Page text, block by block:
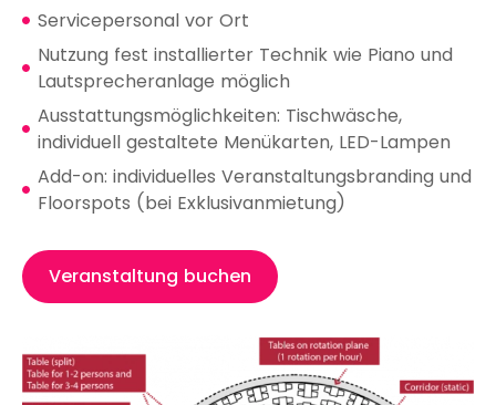
Servicepersonal vor Ort
Nutzung fest installierter Technik wie Piano und
Lautsprecheranlage möglich
Ausstattungsmöglichkeiten: Tischwäsche,
individuell gestaltete Menükarten, LED-Lampen
Add-on: individuelles Veranstaltungsbranding und
Floorspots (bei Exklusivanmietung)
Veranstaltung buchen